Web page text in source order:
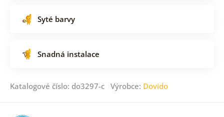
Syté barvy
Snadná instalace
Katalogové číslo: do3297-c Výrobce: Dovido